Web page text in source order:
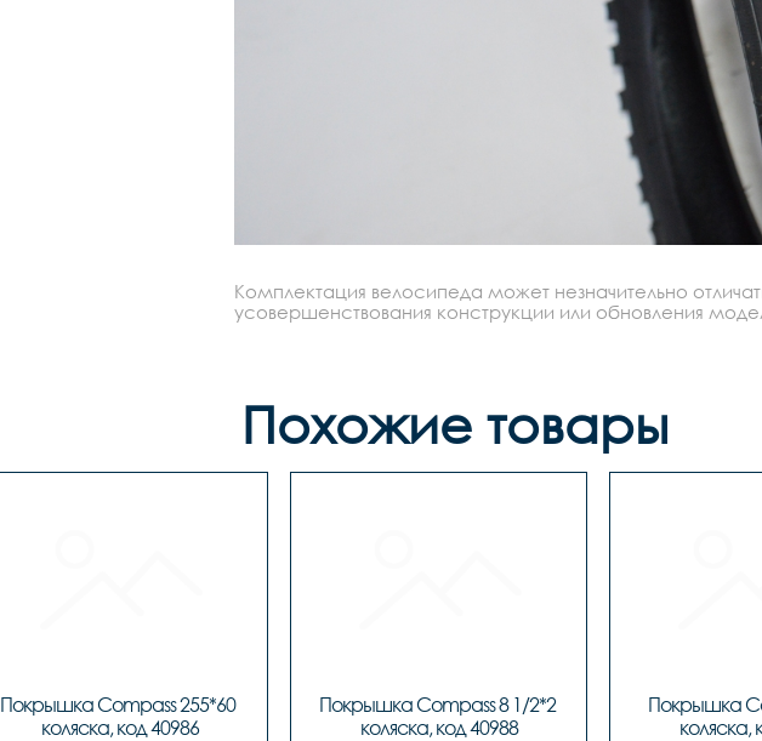
Комплектация велосипеда может незначительно
усовершенствования конструкции или обновления
Похожие товары
Покрышка Compass 255*60
коляска, код 40986
Покрышка Compass 8 1/2*2
коляска, код 40988
Покрышка
коляска,